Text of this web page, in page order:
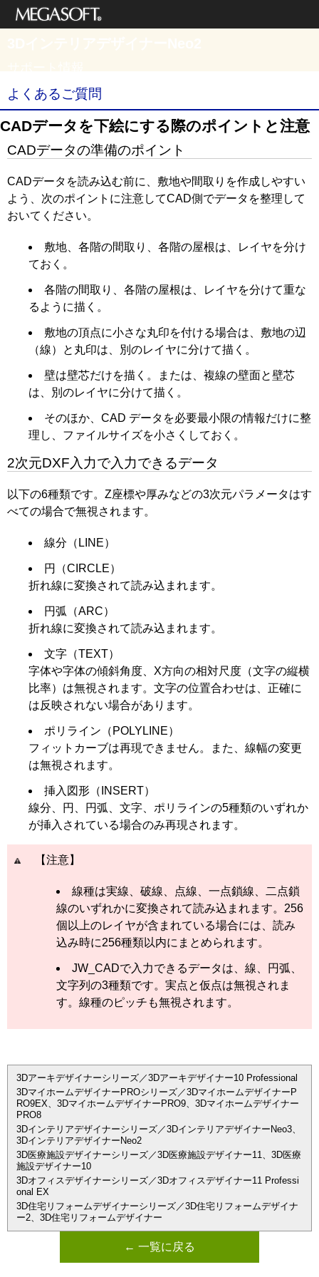
よくあるご質問
CADデータを下絵にする際のポイントと注意
CADデータの準備のポイント
CADデータを読み込む前に、敷地や間取りを作成しやすい
よう、次のポイントに注意してCAD側でデータを整理して
おいてください。
敷地、各階の間取り、各階の屋根は、レイヤを分け
ておく。
各階の間取り、各階の屋根は、レイヤを分けて重な
るように描く。
敷地の頂点に小さな丸印を付ける場合は、敷地の辺
（線）と丸印は、別のレイヤに分けて描く。
壁は壁芯だけを描く。または、複線の壁面と壁芯
は、別のレイヤに分けて描く。
そのほか、CAD データを必要最小限の情報だけに整
理し、ファイルサイズを小さくしておく。
2次元DXF入力で入力できるデータ
以下の6種類です。Z座標や厚みなどの3次元パラメータはす
べての場合で無視されます。
線分（LINE）
円（CIRCLE）
折れ線に変換されて読み込まれます。
円弧（ARC）
折れ線に変換されて読み込まれます。
文字（TEXT）
字体や字体の傾斜角度、X方向の相対尺度（文字の縦横
比率）は無視されます。文字の位置合わせは、正確に
は反映されない場合があります。
ポリライン（POLYLINE）
フィットカーブは再現できません。また、線幅の変更
は無視されます。
挿入図形（INSERT）
線分、円、円弧、文字、ポリラインの5種類のいずれか
が挿入されている場合のみ再現されます。
【注意】
線種は実線、破線、点線、一点鎖線、二点鎖
線のいずれかに変換されて読み込まれます。256
個以上のレイヤが含まれている場合には、読み
込み時に256種類以内にまとめられます。
JW_CADで入力できるデータは、線、円弧、
文字列の3種類です。実点と仮点は無視されま
す。線種のピッチも無視されます。
3Dアーキデザイナーシリーズ／3Dアーキデザイナー10 Professional
3DマイホームデザイナーPROシリーズ／3DマイホームデザイナーP
RO9EX、3DマイホームデザイナーPRO9、3Dマイホームデザイナー
PRO8
3Dインテリアデザイナーシリーズ／3DインテリアデザイナーNeo3、
3DインテリアデザイナーNeo2
3D医療施設デザイナーシリーズ／3D医療施設デザイナー11、3D医療
施設デザイナー10
3Dオフィスデザイナーシリーズ／3Dオフィスデザイナー11 Professi
onal EX
3D住宅リフォームデザイナーシリーズ／3D住宅リフォームデザイナ
ー2、3D住宅リフォームデザイナー
← 一覧に戻る